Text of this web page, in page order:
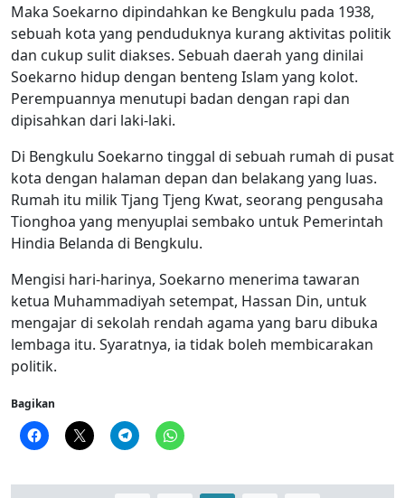
Maka Soekarno dipindahkan ke Bengkulu pada 1938,
sebuah kota yang penduduknya kurang aktivitas politik
dan cukup sulit diakses. Sebuah daerah yang dinilai
Soekarno hidup dengan benteng Islam yang kolot.
Perempuannya menutupi badan dengan rapi dan
dipisahkan dari laki-laki.
Di Bengkulu Soekarno tinggal di sebuah rumah di pusat
kota dengan halaman depan dan belakang yang luas.
Rumah itu milik Tjang Tjeng Kwat, seorang pengusaha
Tionghoa yang menyuplai sembako untuk Pemerintah
Hindia Belanda di Bengkulu.
Mengisi hari-harinya, Soekarno menerima tawaran
ketua Muhammadiyah setempat, Hassan Din, untuk
mengajar di sekolah rendah agama yang baru dibuka
lembaga itu. Syaratnya, ia tidak boleh membicarakan
politik.
Bagikan